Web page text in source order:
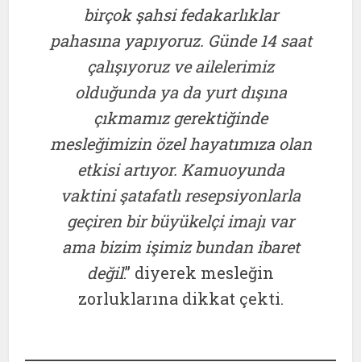
birçok şahsi fedakarlıklar
pahasına yapıyoruz. Günde 14 saat
çalışıyoruz ve ailelerimiz
olduğunda ya da yurt dışına
çıkmamız gerektiğinde
mesleğimizin özel hayatımıza olan
etkisi artıyor. Kamuoyunda
vaktini şatafatlı resepsiyonlarla
geçiren bir büyükelçi imajı var
ama bizim işimiz bundan ibaret
değil.” diyerek mesleğin
zorluklarına dikkat çekti.